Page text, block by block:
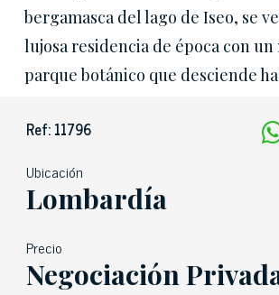
bergamasca del lago de Iseo, se
lujosa residencia de época con
parque botánico que desciende
Ref: 11796
Ubicación
Lombardía
Precio
Negociación